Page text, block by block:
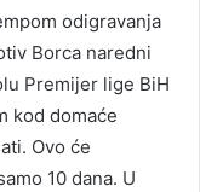
odigravanja
Borca naredni
Premijer lige BiH
kod domaće
Ovo će
10 dana. U